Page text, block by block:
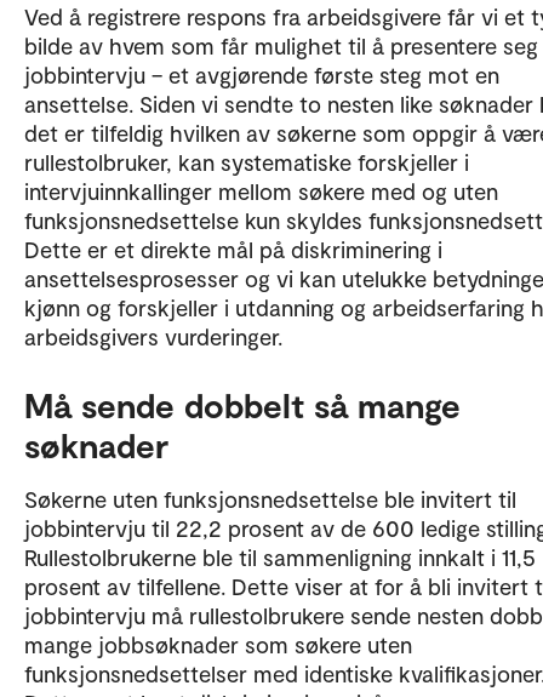
Ved å registrere respons fra arbeidsgivere får vi et
bilde av hvem som får mulighet til å presentere
jobbintervju – et avgjørende første steg mot en
ansettelse. Siden vi sendte to nesten like søknader
det er tilfeldig hvilken av søkerne som oppgir å
rullestolbruker, kan systematiske forskjeller i
intervjuinnkallinger mellom søkere med og uten
funksjonsnedsettelse kun skyldes
Dette er et direkte mål på diskriminering i
ansettelsesprosesser og vi kan utelukke
kjønn og forskjeller i utdanning og arbeidserfaring
arbeidsgivers vurderinger.
Må sende dobbelt så mange
søknader
Søkerne uten funksjonsnedsettelse ble invitert til
jobbintervju til 22,2 prosent av de 600 ledige
Rullestolbrukerne ble til sammenligning innkalt i 11,5
prosent av tilfellene. Dette viser at for å bli invitert
jobbintervju må rullestolbrukere sende nesten
mange jobbsøknader som søkere uten
funksjonsnedsettelser med identiske